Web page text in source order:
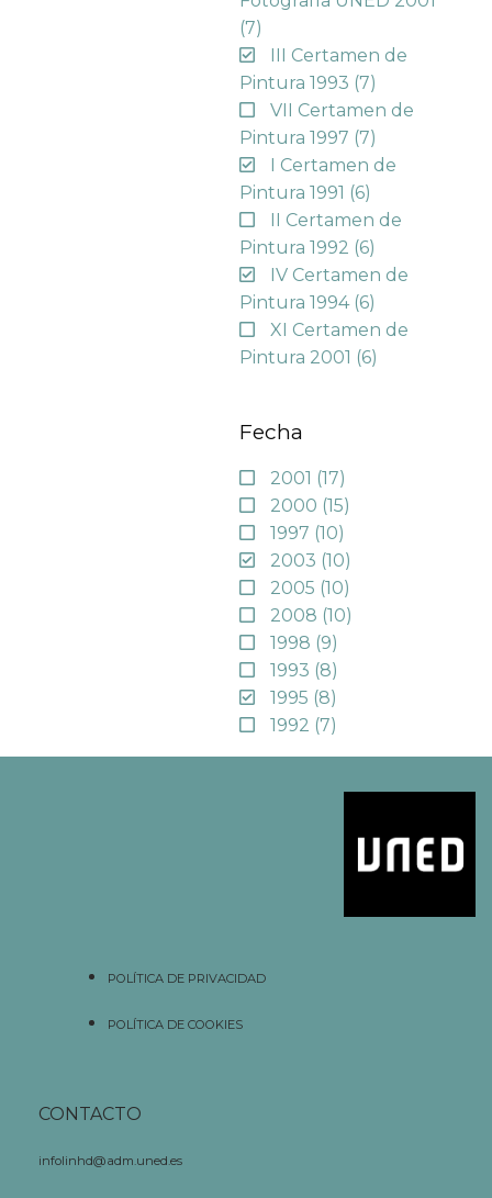
(7)
III Certamen de
Pintura 1993 (7)
VII Certamen de
Pintura 1997 (7)
I Certamen de
Pintura 1991 (6)
II Certamen de
Pintura 1992 (6)
IV Certamen de
Pintura 1994 (6)
XI Certamen de
Pintura 2001 (6)
Fecha
2001 (17)
2000 (15)
1997 (10)
2003 (10)
2005 (10)
2008 (10)
1998 (9)
1993 (8)
1995 (8)
1992 (7)
POLÍTICA DE PRIVACIDAD
POLÍTICA DE COOKIES
CONTACTO
infolinhd@adm.uned.es